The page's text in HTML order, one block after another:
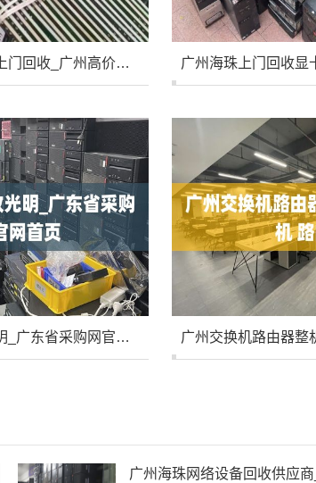
广州电脑一小时上门回收_广州高价回收电脑
广州电脑回收光明_广东省采购网官网首页 广州交换机路由器整
广州海珠网络设备回收供应